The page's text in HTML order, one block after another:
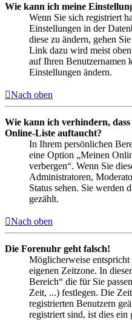
Wie kann ich meine
Wenn Sie sich registriert
Einstellungen in der
diese zu ändern, gehen
Link dazu wird meist
auf Ihren Benutzernamen
Einstellungen ändern.
Nach oben
Wie kann ich verhindern,
Online-Liste auftaucht?
In Ihrem persönlichen
eine Option „Meinen
verbergen“. Wenn Sie
Administratoren,
Status sehen. Sie werden
gezählt.
Nach oben
Die Forenuhr geht falsch!
Möglicherweise
eigenen Zeitzone. In
Bereich“ die für Sie
Zeit, ...) festlegen. Die
registrierten Benutzern
registriert sind, ist dies ein